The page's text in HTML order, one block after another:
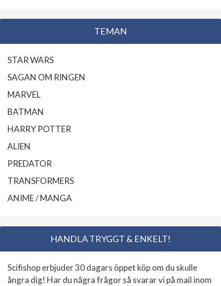
TEMAN
STAR WARS
SAGAN OM RINGEN
MARVEL
BATMAN
HARRY POTTER
ALIEN
PREDATOR
TRANSFORMERS
ANIME / MANGA
HANDLA TRYGGT & ENKELT!
Scifishop erbjuder 30 dagars öppet köp om du skulle
ångra dig! Har du några frågor så svarar vi på mail inom